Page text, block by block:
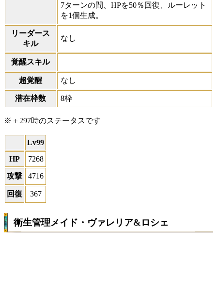
7ターンの間、HPを50％回復、ルーレット
を1個生成。
リーダース
キル
なし
覚醒スキル
超覚醒 なし
潜在枠数 8枠
※＋297時のステータスです
Lv99
HP
7268
攻撃 4716
回復 367
衛生管理メイド・ヴァレリア&ロシェ